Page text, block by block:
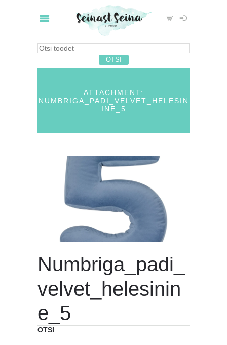
ATTACHMENT:
NUMBRIGA_PADI_VELVET_HELESIN
INE_5
Numbriga_padi_
velvet_helesinin
e_5
OTSI